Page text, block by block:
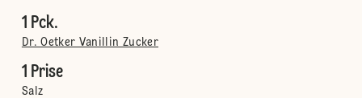
1 Pck.
Dr. Oetker Vanillin Zucker
1 Prise
Salz